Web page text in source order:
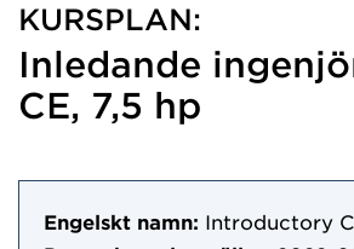
KURSPLAN:
Inledande
CE, 7,5 hp
Engelskt namn: Introductory